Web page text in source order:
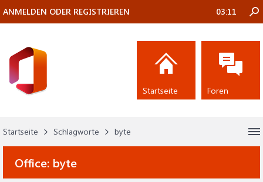
Startseite Schlagworte byte
Office: byte
ANMELDEN ODER REGISTRIEREN 03:11
Startseite Foren